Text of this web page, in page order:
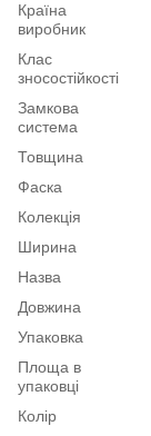
Країна
виробник
Клас
зносостійкості
Замкова
система
Товщина
Фаска
Колекція
Ширина
Назва
Довжина
Упаковка
Площа в
упаковці
Колір